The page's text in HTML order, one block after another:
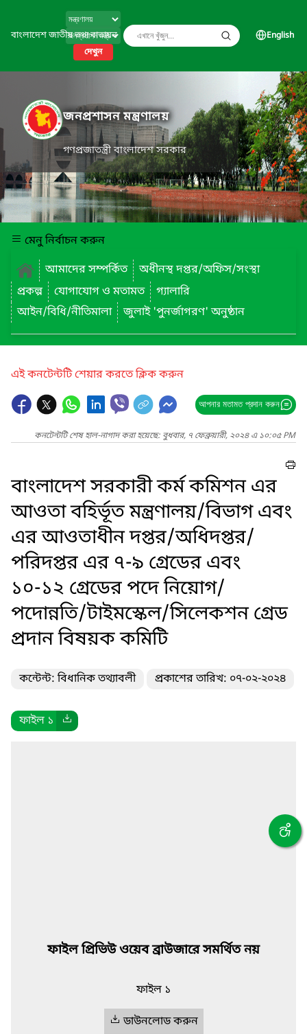
বাংলাদেশ জাতীয় তথ্য বাতায়ন
দেখুন
English
জনপ্রশাসন মন্ত্রণালয়
গণপ্রজাতন্ত্রী বাংলাদেশ সরকার
মেনু নির্বাচন করুন
আমাদের সম্পর্কিত
অধীনস্থ দপ্তর/অফিস/সংস্থা
প্রকল্প
যোগাযোগ ও মতামত
গ্যালারি
আইন/বিধি/নীতিমালা
জুলাই 'পুনর্জাগরণ' অনুষ্ঠান
এই কনটেন্টটি শেয়ার করতে ক্লিক করুন
আপনার মতামত প্রদান করুন
কনটেন্টটি শেষ হাল-নাগাদ করা হয়েছে: বুধবার, ৭ ফেব্রুয়ারী, ২০২৪ এ ১০:০৫ PM
বাংলাদেশ সরকারী কর্ম কমিশন এর
আওতা বহির্ভূত মন্ত্রণালয়/বিভাগ এবং
এর আওতাধীন দপ্তর/অধিদপ্তর/
পরিদপ্তর এর ৭-৯ গ্রেডের এবং
১০-১২ গ্রেডের পদে নিয়োগ/
পদোন্নতি/টাইমস্কেল/সিলেকশন গ্রেড
প্রদান বিষয়ক কমিটি
কন্টেন্ট: বিধানিক তথ্যাবলী প্রকাশের তারিখ: ০৭-০২-২০২৪
ফাইল ১
ফাইল প্রিভিউ ওয়েব ব্রাউজারে সমর্থিত নয়
ফাইল ১
ডাউনলোড করুন